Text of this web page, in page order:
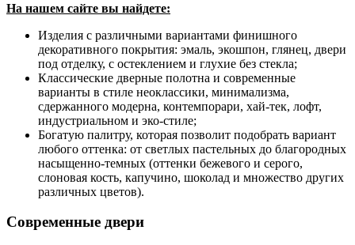
На нашем сайте вы найдете:
Изделия с различными вариантами финишного
декоративного покрытия: эмаль, экошпон, глянец, двери
под отделку, с остеклением и глухие без стекла;
Классические дверные полотна и современные
варианты в стиле неоклассики, минимализма,
сдержанного модерна, контемпорари, хай-тек, лофт,
индустриальном и эко-стиле;
Богатую палитру, которая позволит подобрать вариант
любого оттенка: от светлых пастельных до благородных
насыщенно-темных (оттенки бежевого и серого,
слоновая кость, капучино, шоколад и множество других
различных цветов).
Современные двери